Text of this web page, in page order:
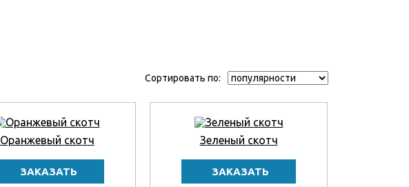
Сортировать по:
Оранжевый скотч Зеленый скотч